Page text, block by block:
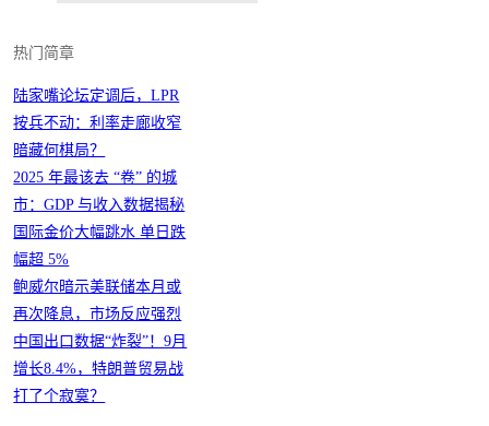
热门简章
陆家嘴论坛定调后，LPR
按兵不动：利率走廊收窄
暗藏何棋局？
2025 年最该去 “卷” 的城
市：GDP 与收入数据揭秘
国际金价大幅跳水 单日跌
幅超 5%
鲍威尔暗示美联储本月或
再次降息，市场反应强烈
中国出口数据“炸裂”！9月
增长8.4%，特朗普贸易战
打了个寂寞？